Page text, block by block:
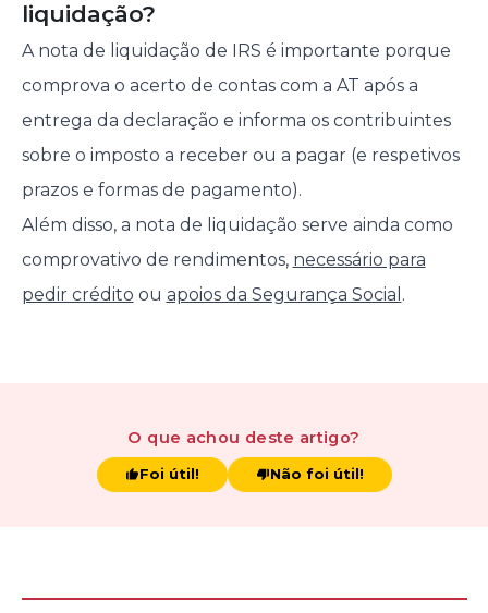
liquidação?
A nota de liquidação de IRS é importante porque
comprova o acerto de contas com a AT após a
entrega da declaração e informa os contribuintes
sobre o imposto a receber ou a pagar (e respetivos
prazos e formas de pagamento).
Além disso, a nota de liquidação serve ainda como
comprovativo de rendimentos, necessário para
pedir crédito ou apoios da Segurança Social .
O que achou deste artigo?
Foi útil! Não foi útil!